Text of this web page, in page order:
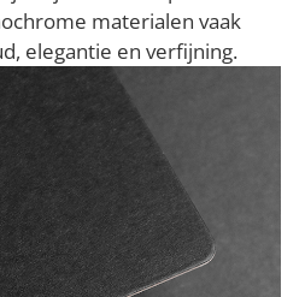
materialen vaak
elegantie en verfijning.